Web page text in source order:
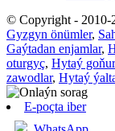
© Copyright - 2010-
Gyzgyn önümler,
Gaýtadan enjamlar,
oturgyç, Hytaý
zawodlar, Hytaý
E-poçta iber